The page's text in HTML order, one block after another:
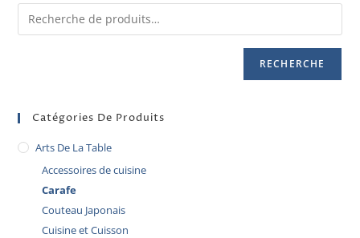
RECHERCHE
Catégories De Produits
Arts De La Table
Accessoires de cuisine
Carafe
Couteau Japonais
Cuisine et Cuisson